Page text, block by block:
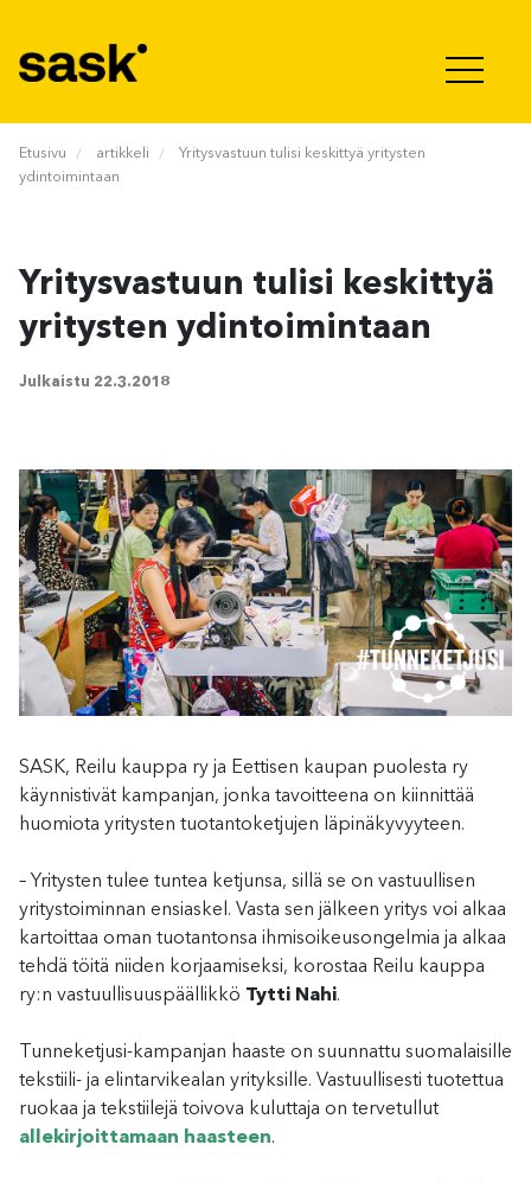
Etusivu artikkeli
Yritysvastuun tulisi keskittyä yritysten
ydintoimintaan
Yritysvastuun tulisi keskittyä
yritysten ydintoimintaan
Julkaistu 22.3.2018
SASK, Reilu kauppa ry ja Eettisen kaupan puolesta ry
käynnistivät kampanjan, jonka tavoitteena on kiinnittää
huomiota yritysten tuotantoketjujen läpinäkyvyyteen.
– Yritysten tulee tuntea ketjunsa, sillä se on vastuullisen
yritystoiminnan ensiaskel. Vasta sen jälkeen yritys voi alkaa
kartoittaa oman tuotantonsa ihmisoikeusongelmia ja alkaa
tehdä töitä niiden korjaamiseksi, korostaa Reilu kauppa
ry:n vastuullisuuspäällikkö Tytti Nahi.
Tunneketjusi-kampanjan haaste on suunnattu suomalaisille
tekstiili- ja elintarvikealan yrityksille. Vastuullisesti tuotettua
ruokaa ja tekstiilejä toivova kuluttaja on tervetullut
allekirjoittamaan haasteen.